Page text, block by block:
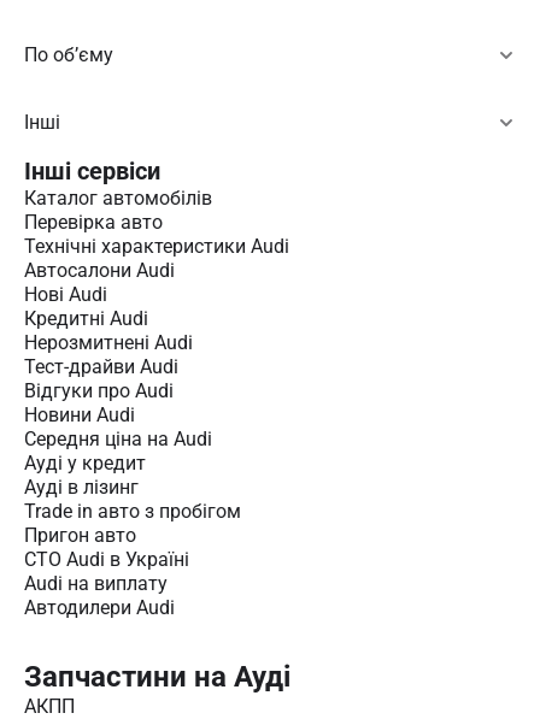
По об’єму
Інші
Інші сервіси
Каталог автомобілів
Перевірка авто
Технічні характеристики Audi
Автосалони Audi
Нові Audi
Кредитні Audi
Нерозмитнені Audi
Тест-драйви Audi
Відгуки про Audi
Новини Audi
Середня ціна на Audi
Ауді у кредит
Ауді в лізинг
Trade in авто з пробігом
Пригон авто
СТО Audi в Україні
Audi на виплату
Автодилери Audi
Запчастини на Ауді
АКПП